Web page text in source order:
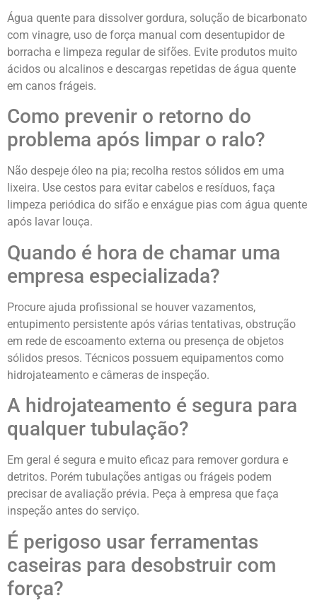
Água quente para dissolver gordura, solução de bicarbonato
com vinagre, uso de força manual com desentupidor de
borracha e limpeza regular de sifões. Evite produtos muito
ácidos ou alcalinos e descargas repetidas de água quente
em canos frágeis.
Como prevenir o retorno do
problema após limpar o ralo?
Não despeje óleo na pia; recolha restos sólidos em uma
lixeira. Use cestos para evitar cabelos e resíduos, faça
limpeza periódica do sifão e enxágue pias com água quente
após lavar louça.
Quando é hora de chamar uma
empresa especializada?
Procure ajuda profissional se houver vazamentos,
entupimento persistente após várias tentativas, obstrução
em rede de escoamento externa ou presença de objetos
sólidos presos. Técnicos possuem equipamentos como
hidrojateamento e câmeras de inspeção.
A hidrojateamento é segura para
qualquer tubulação?
Em geral é segura e muito eficaz para remover gordura e
detritos. Porém tubulações antigas ou frágeis podem
precisar de avaliação prévia. Peça à empresa que faça
inspeção antes do serviço.
É perigoso usar ferramentas
caseiras para desobstruir com
força?